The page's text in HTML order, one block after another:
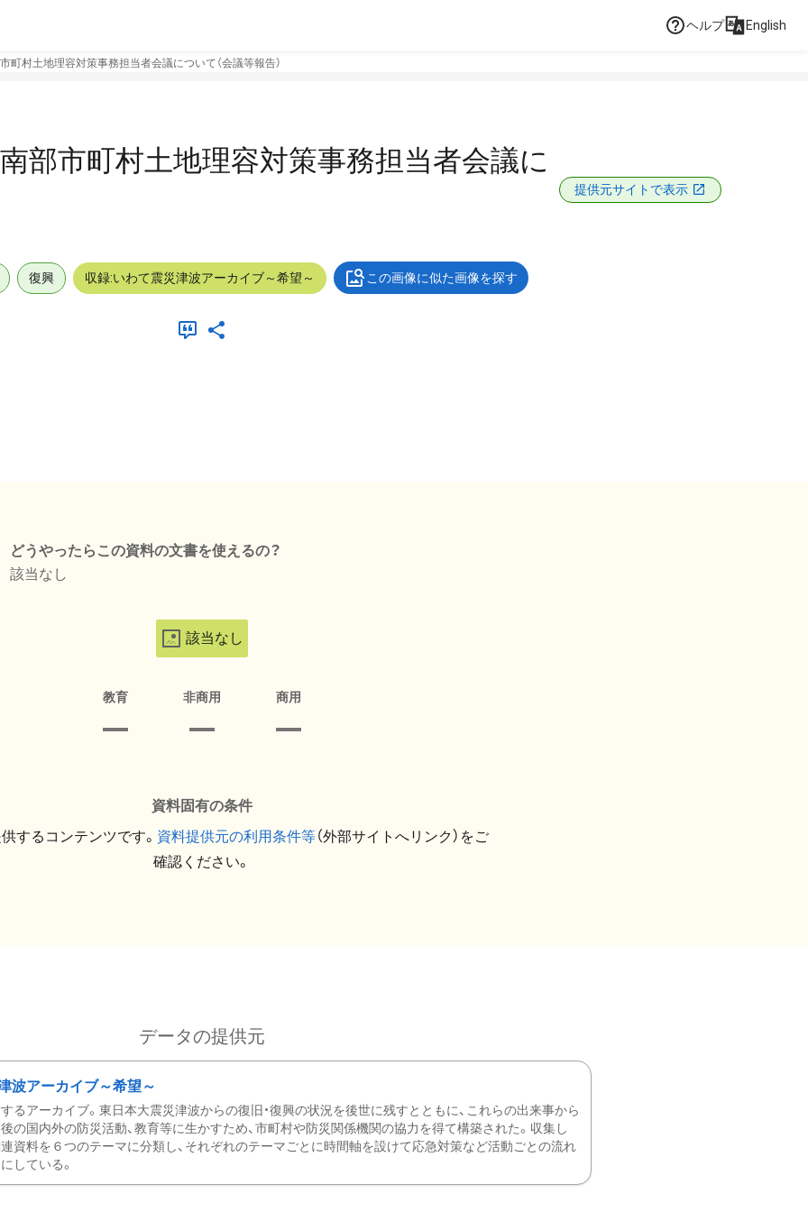
ヘルプ English
町村土地理容対策事務担当者会議について（会議等報告）
部市町村土地理容対策事務担当者会議に
提供元サイトで表示
復興 収録:いわて震災津波アーカイブ～希望～ この画像に似た画像を探す
どうやったらこの資料の文書を使えるの？
該当なし
該当なし
教育 非商用 商用
資料固有の条件
するコンテンツです。 資料提供元の利用条件等（外部サイトへリンク）をご
確認ください。
データの提供元
波アーカイブ～希望～
るアーカイブ。東日本大震災津波からの復旧・復興の状況を後世に残すとともに、これらの出来事から
の国内外の防災活動、教育等に生かすため、市町村や防災関係機関の協力を得て構築された。収集し
資料を６つのテーマに分類し、それぞれのテーマごとに時間軸を設けて応急対策など活動ごとの流れ
している。